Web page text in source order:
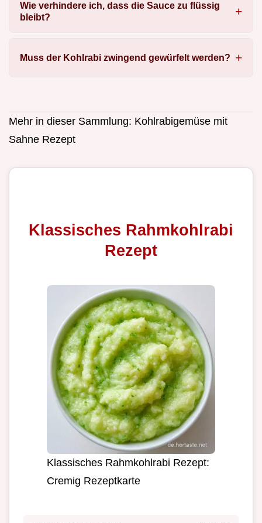
Wie verhindere ich, dass die Sauce zu flüssig
bleibt?
Muss der Kohlrabi zwingend gewürfelt werden?
Mehr in dieser Sammlung: Kohlrabigemüse mit
Sahne Rezept
Klassisches Rahmkohlrabi
Rezept
Klassisches Rahmkohlrabi Rezept:
Cremig Rezeptkarte